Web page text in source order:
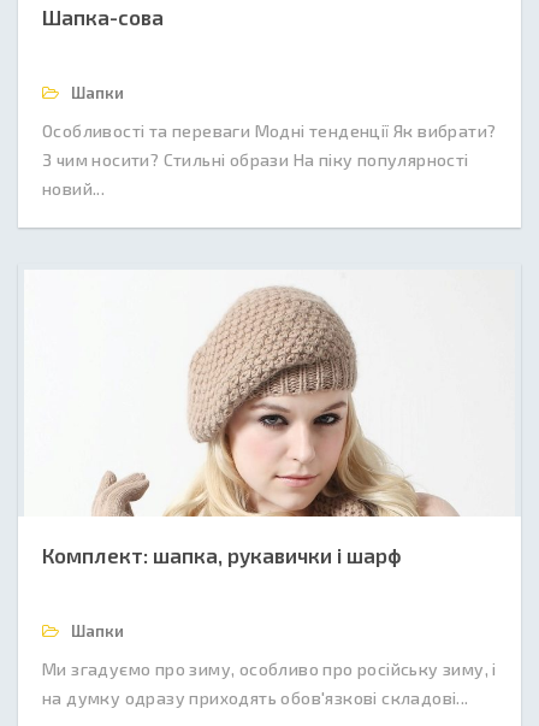
Шапка-сова
Шапки
Особливості та переваги Модні тенденції Як вибрати?
З чим носити? Стильні образи На піку популярності
новий...
Комплект: шапка, рукавички і шарф
Шапки
Ми згадуємо про зиму, особливо про російську зиму, і
на думку одразу приходять обов'язкові складові...